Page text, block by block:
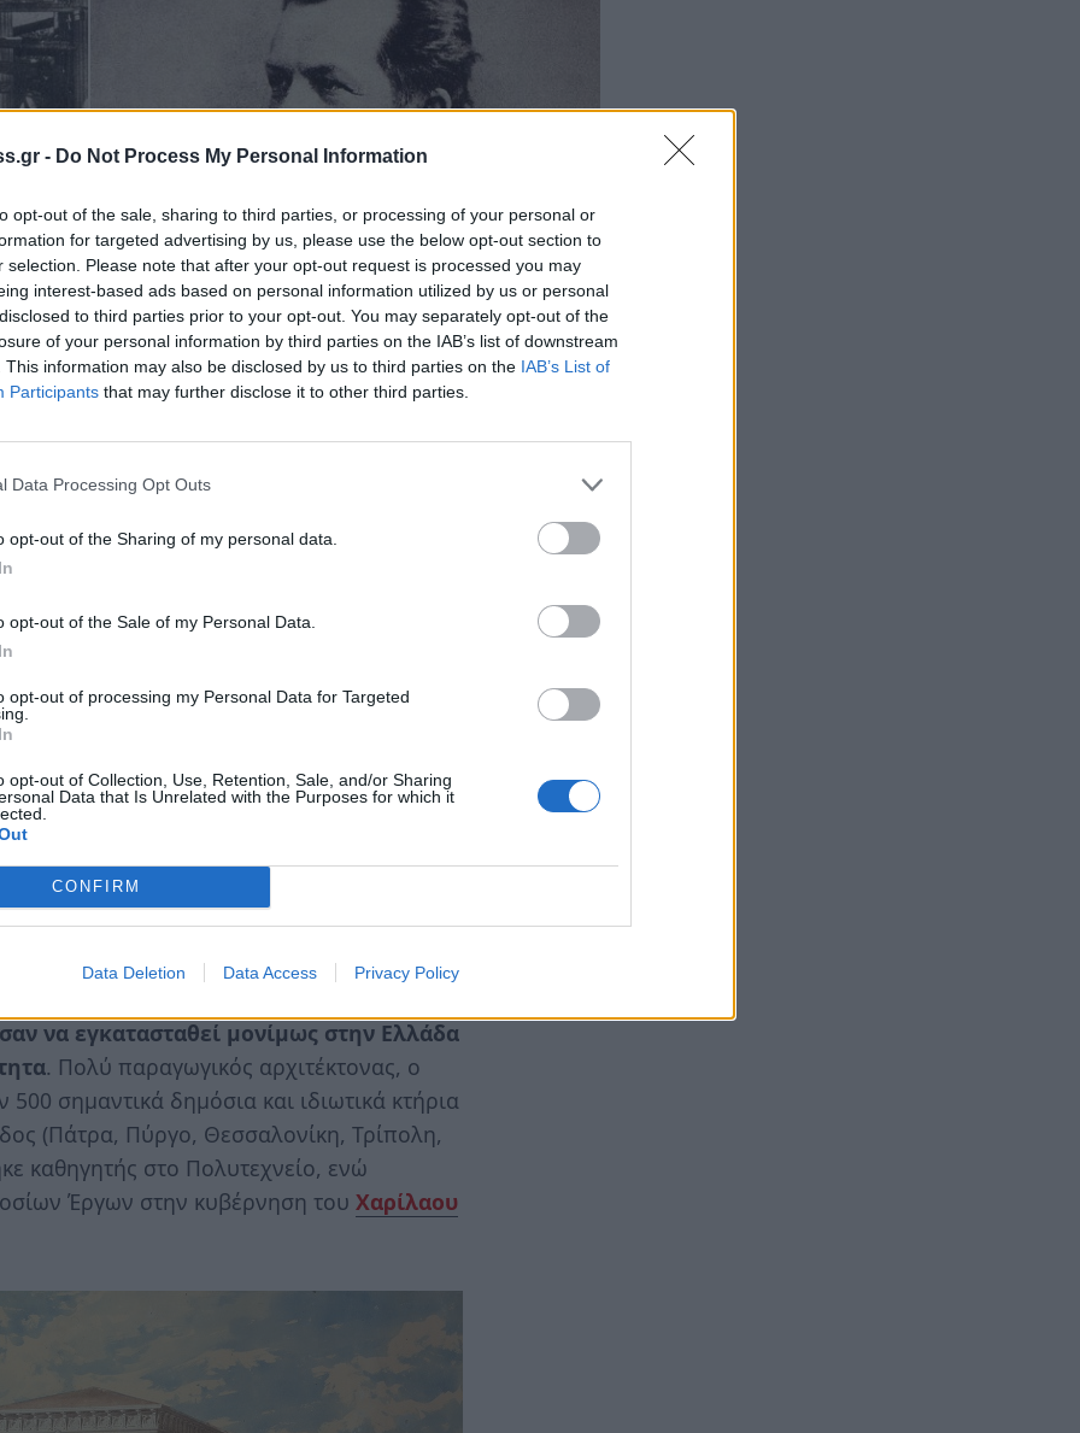
- Do Not Process My Personal Information
opt-out of the sale, sharing to third parties, or processing of your personal or
for targeted advertising by us, please use the below opt-out section to
selection. Please note that after your opt-out request is processed you may
interest-based ads based on personal information utilized by us or personal
to third parties prior to your opt-out. You may separately opt-out of the
of your personal information by third parties on the IAB’s list of downstream
This information may also be disclosed by us to third parties on the IAB’s List of
Participants that may further disclose it to other third parties.
Data Processing Opt Outs
opt-out of the Sharing of my personal data.
opt-out of the Sale of my Personal Data.
opt-out of processing my Personal Data for Targeted
opt-out of Collection, Use, Retention, Sale, and/or Sharing
Data that Is Unrelated with the Purposes for which it
CONFIRM
Data Deletion Data Access Privacy Policy
στο εργαστήριο του διάσημου Δανού
Ο Χάνσεν έχοντας εκπονήσει την εποχή
Αθηνών, υπέδειξε τον Τσίλερ για να
ο νεαρός αρχιτέκτονας ήρθε στην Αθήνα
κτηρίου της Ακαδημίας και εν συνεχεία
1876 γνώρισε την πιανίστρια Σοφία
Δούδου. Ο έρωτας φαίνεται ότι
με τα δεσμά του γάμου τον Μάιο της ίδιας
η γέννηση του πρώτου τους παιδιού
παιδιά τα επόμενα χρόνια.
ο γάμος του με Ελληνίδα ήταν οι
να εγκατασταθεί μονίμως στην Ελλάδα
. Πολύ παραγωγικός αρχιτέκτονας, ο
σημαντικά δημόσια και ιδιωτικά κτήρια
(Πάτρα, Πύργο, Θεσσαλονίκη, Τρίπολη,
καθηγητής στο Πολυτεχνείο, ενώ
Έργων στην κυβέρνηση του Χαρίλαου